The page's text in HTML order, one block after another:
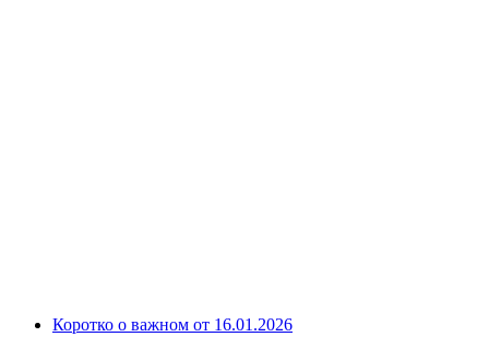
Коротко о важном от 16.01.2026